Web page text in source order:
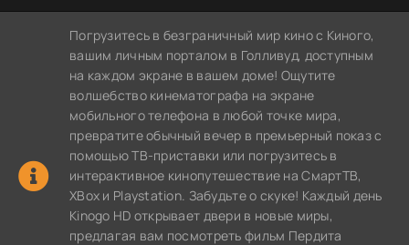
Погрузитесь в безграничный мир кино с Киного,
вашим личным порталом в Голливуд, доступным
на каждом экране в вашем доме! Ощутите
волшебство кинематографа на экране
мобильного телефона в любой точке мира,
превратите обычный вечер в премьерный показ с
помощью ТВ-приставки или погрузитесь в
интерактивное кинопутешествие на СмартТВ,
XBox и Playstation. Забудьте о скуке! Каждый день
Kinogo HD открывает двери в новые миры,
предлагая вам посмотреть фильм Пердита